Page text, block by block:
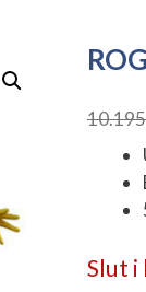
Slut i